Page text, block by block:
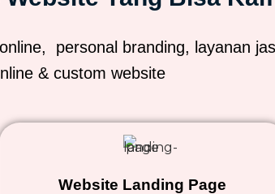
personal branding, layanan
& custom website
Website Landing Page